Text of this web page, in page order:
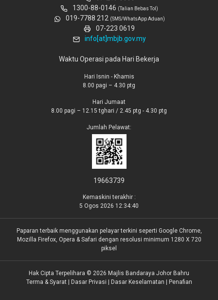
1300-88-0146 (Talian Bebas Tol)
019-7788 212 (SMS/WhatsApp Aduan)
07-223 0619
info[at]mbjb.gov.my
Waktu Operasi pada Hari Bekerja
Hari Isnin - Khamis
8.00 pagi – 4.30 ptg
Hari Jumaat
8.00 pagi – 12.15 tghari / 2.45 ptg - 4.30 ptg
Jumlah Pelawat:
19663739
Kemaskini terakhir :
5 Ogos 2026 12:34:40
Paparan terbaik menggunakan pelayar terkini seperti Google Chrome,
Mozilla Firefox, Opera & Safari dengan resolusi minimum 1280 X 720
piksel
Hak Cipta Terpelihara © 2026 Majlis Bandaraya Johor Bahru
Terma & Syarat| Dasar Privasi Dasar Keselamatan Penafian